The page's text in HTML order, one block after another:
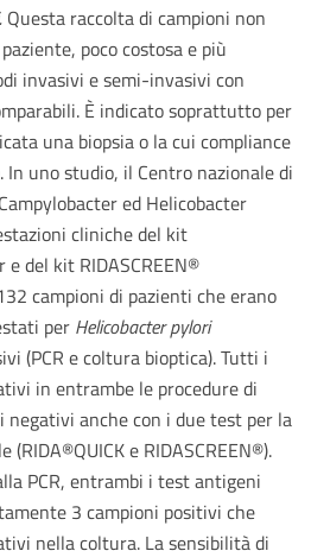
Questa raccolta di campioni non
poco costosa e più
invasivi e semi-invasivi con
È indicato soprattutto per
una biopsia o la cui compliance
uno studio, il Centro nazionale di
ed Helicobacter
cliniche del kit
e del kit RIDASCREEN®
campioni di pazienti che erano
per Helicobacter pylori
(PCR e coltura bioptica). Tutti i
in ​​entrambe le procedure di
anche con i due test per la
(RIDA®QUICK e RIDASCREEN®).
PCR, entrambi i test antigeni
3 campioni positivi che
nella coltura. La sensibilità di